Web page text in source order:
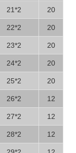
21*2 20
22*2 20
23*2 20
24*2 20
25*2 20
26*2 12
27*2 12
28*2 12